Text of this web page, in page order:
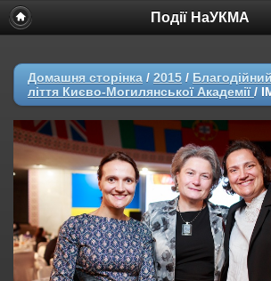
Події НаУКМА
Домашня сторінка / 2015 /
ліття Києво-Могилянської Академії/